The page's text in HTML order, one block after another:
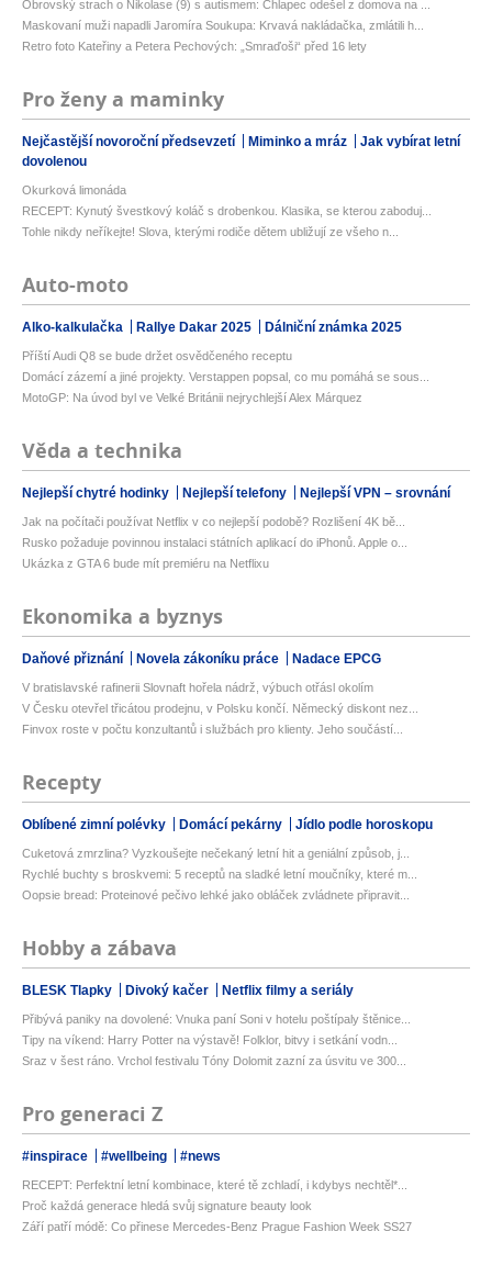
Obrovský strach o Nikolase (9) s autismem: Chlapec odešel z domova na ...
Maskovaní muži napadli Jaromíra Soukupa: Krvavá nakládačka, zmlátili h...
Retro foto Kateřiny a Petera Pechových: „Smraďoši“ před 16 lety
Pro ženy a maminky
Nejčastější novoroční předsevzetí Miminko a mráz
Jak vybírat letní
dovolenou
Okurková limonáda
RECEPT: Kynutý švestkový koláč s drobenkou. Klasika, se kterou zaboduj...
Tohle nikdy neříkejte! Slova, kterými rodiče dětem ubližují ze všeho n...
Auto-moto
Alko-kalkulačka Rallye Dakar 2025 Dálniční známka 2025
Příští Audi Q8 se bude držet osvědčeného receptu
Domácí zázemí a jiné projekty. Verstappen popsal, co mu pomáhá se sous...
MotoGP: Na úvod byl ve Velké Británii nejrychlejší Alex Márquez
Věda a technika
Nejlepší chytré hodinky Nejlepší telefony Nejlepší VPN – srovnání
Jak na počítači používat Netflix v co nejlepší podobě? Rozlišení 4K bě...
Rusko požaduje povinnou instalaci státních aplikací do iPhonů. Apple o...
Ukázka z GTA 6 bude mít premiéru na Netflixu
Ekonomika a byznys
Daňové přiznání Novela zákoníku práce Nadace EPCG
V bratislavské rafinerii Slovnaft hořela nádrž, výbuch otřásl okolím
V Česku otevřel třicátou prodejnu, v Polsku končí. Německý diskont nez...
Finvox roste v počtu konzultantů i službách pro klienty. Jeho součástí...
Recepty
Oblíbené zimní polévky Domácí pekárny Jídlo podle horoskopu
Cuketová zmrzlina? Vyzkoušejte nečekaný letní hit a geniální způsob, j...
Rychlé buchty s broskvemi: 5 receptů na sladké letní moučníky, které m...
Oopsie bread: Proteinové pečivo lehké jako obláček zvládnete připravit...
Hobby a zábava
BLESK Tlapky Divoký kačer Netflix filmy a seriály
Přibývá paniky na dovolené: Vnuka paní Soni v hotelu poštípaly štěnice...
Tipy na víkend: Harry Potter na výstavě! Folklor, bitvy i setkání vodn...
Sraz v šest ráno. Vrchol festivalu Tóny Dolomit zazní za úsvitu ve 300...
Pro generaci Z
#inspirace #wellbeing #news
RECEPT: Perfektní letní kombinace, které tě zchladí, i kdybys nechtěl*...
Proč každá generace hledá svůj signature beauty look
Září patří módě: Co přinese Mercedes-Benz Prague Fashion Week SS27